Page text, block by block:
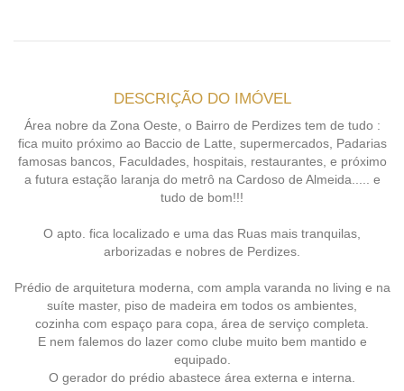
DESCRIÇÃO DO IMÓVEL
Área nobre da Zona Oeste, o Bairro de Perdizes tem de tudo :
fica muito próximo ao Baccio de Latte, supermercados, Padarias
famosas bancos, Faculdades, hospitais, restaurantes, e próximo
a futura estação laranja do metrô na Cardoso de Almeida..... e
tudo de bom!!!
O apto. fica localizado e uma das Ruas mais tranquilas,
arborizadas e nobres de Perdizes.
Prédio de arquitetura moderna, com ampla varanda no living e na
suíte master, piso de madeira em todos os ambientes,
cozinha com espaço para copa, área de serviço completa.
E nem falemos do lazer como clube muito bem mantido e
equipado.
O gerador do prédio abastece área externa e interna.